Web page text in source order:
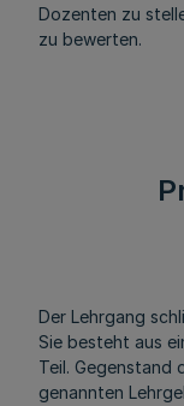
Dozenten zu
zu bewerten.
Der Lehrgang
Sie besteht aus
Teil. Gegenstand
genannten